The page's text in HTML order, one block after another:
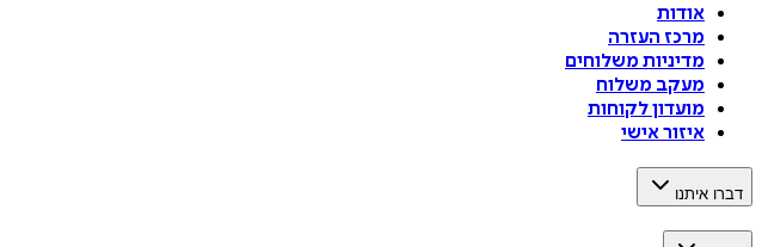
אודות
מרכז העזרה
מדיניות משלוחים
מעקב משלוח
מועדון לקוחות
איזור אישי
דברו איתנו